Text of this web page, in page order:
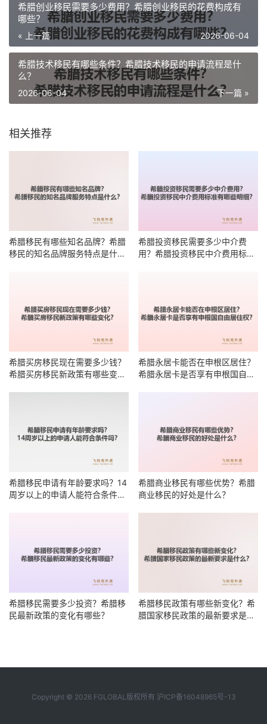
希腊创业移民需要多少费用？希腊创业移民的花费构成有
哪些？
« 上一篇 2026-06-04
希腊技术移民有哪些条件？希腊技术移民的申请流程是什
么？
下一篇 »
2026-06-04
相关推荐
希腊移民有哪些知名品牌？希腊
移民的知名品牌服务特点是什
希腊投资移民需要多少中介费
用？希腊投资移民中介费用标准
希腊买房移民现在需要多少钱？
希腊买房移民新政策有哪些变
希腊永居卡能否在申根区居住？
希腊永居卡是否享有申根国自由
希腊移民申请有年龄要求吗？14
周岁以上的申请人能符合条件
希腊商业移民有哪些优势？希腊
商业移民的好处是什么？
希腊移民需要多少投资？希腊移
民最新政策的变化有哪些？
希腊移民政策有哪些新变化？希
腊国家移民政策的最新要求是什
Copyright © 2026 FGLOBAL版权所有 沪ICP备16048965号-13